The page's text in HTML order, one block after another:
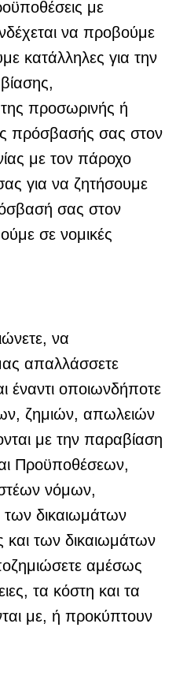
με
να προβούμε
κατάλληλες για την
προσωρινής ή
πρόσβασής σας στον
με τον πάροχο
για να ζητήσουμε
σας στον
σε νομικές
να
απαλλάσσετε
έναντι οποιωνδήποτε
ζημιών, απωλειών
με την παραβίαση
Προϋποθέσεων,
νόμων,
δικαιωμάτων
και των δικαιωμάτων
αμέσως
τα κόστη και τα
με, ή προκύπτουν